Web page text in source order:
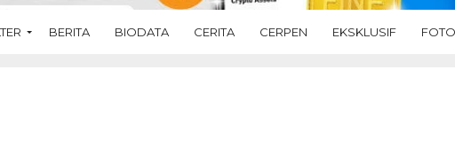
BERITA BIODATA CERITA CERPEN EKSKLUSIF FOTO